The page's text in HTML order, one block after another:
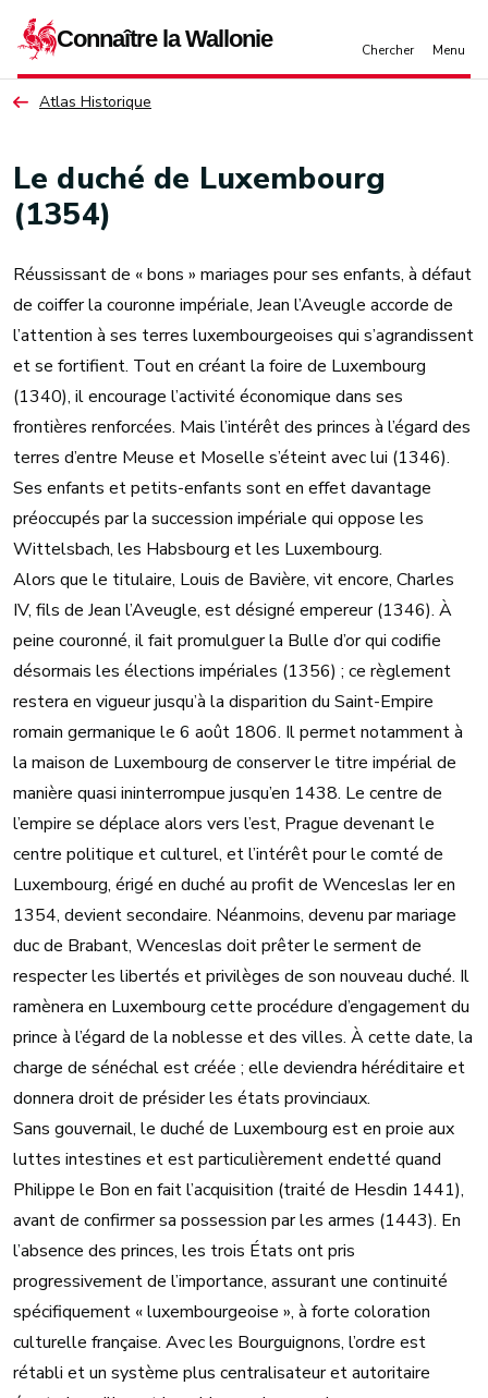
Atlas Historique
Le duché de Luxembourg
(1354)
Réussissant de « bons » mariages pour ses enfants, à défaut
de coiffer la couronne impériale, Jean l’Aveugle accorde de
l’attention à ses terres luxembourgeoises qui s’agrandissent
et se fortifient. Tout en créant la foire de Luxembourg
(1340), il encourage l’activité économique dans ses
frontières renforcées. Mais l’intérêt des princes à l’égard des
terres d’entre Meuse et Moselle s’éteint avec lui (1346).
Ses enfants et petits-enfants sont en effet davantage
préoccupés par la succession impériale qui oppose les
Wittelsbach, les Habsbourg et les Luxembourg.
Alors que le titulaire, Louis de Bavière, vit encore, Charles
IV, fils de Jean l’Aveugle, est désigné empereur (1346). À
peine couronné, il fait promulguer la Bulle d’or qui codifie
désormais les élections impériales (1356) ; ce règlement
restera en vigueur jusqu’à la disparition du Saint-Empire
romain germanique le 6 août 1806. Il permet notamment à
la maison de Luxembourg de conserver le titre impérial de
manière quasi ininterrompue jusqu’en 1438. Le centre de
l’empire se déplace alors vers l’est, Prague devenant le
centre politique et culturel, et l’intérêt pour le comté de
Luxembourg, érigé en duché au profit de Wenceslas Ier en
1354, devient secondaire. Néanmoins, devenu par mariage
duc de Brabant, Wenceslas doit prêter le serment de
respecter les libertés et privilèges de son nouveau duché. Il
ramènera en Luxembourg cette procédure d’engagement du
prince à l’égard de la noblesse et des villes. À cette date, la
charge de sénéchal est créée ; elle deviendra héréditaire et
donnera droit de présider les états provinciaux.
Sans gouvernail, le duché de Luxembourg est en proie aux
luttes intestines et est particulièrement endetté quand
Philippe le Bon en fait l’acquisition (traité de Hesdin 1441),
avant de confirmer sa possession par les armes (1443). En
l’absence des princes, les trois États ont pris
progressivement de l’importance, assurant une continuité
spécifiquement « luxembourgeoise », à forte coloration
culturelle française. Avec les Bourguignons, l’ordre est
rétabli et un système plus centralisateur et autoritaire